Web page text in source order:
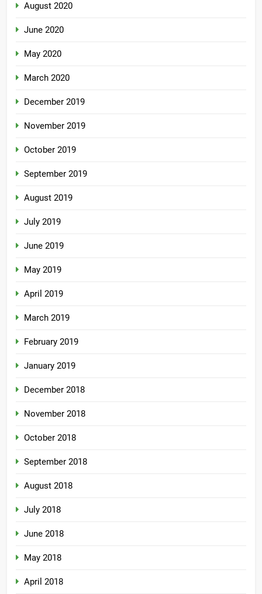
August 2020
June 2020
May 2020
March 2020
December 2019
November 2019
October 2019
September 2019
August 2019
July 2019
June 2019
May 2019
April 2019
March 2019
February 2019
January 2019
December 2018
November 2018
October 2018
September 2018
August 2018
July 2018
June 2018
May 2018
April 2018